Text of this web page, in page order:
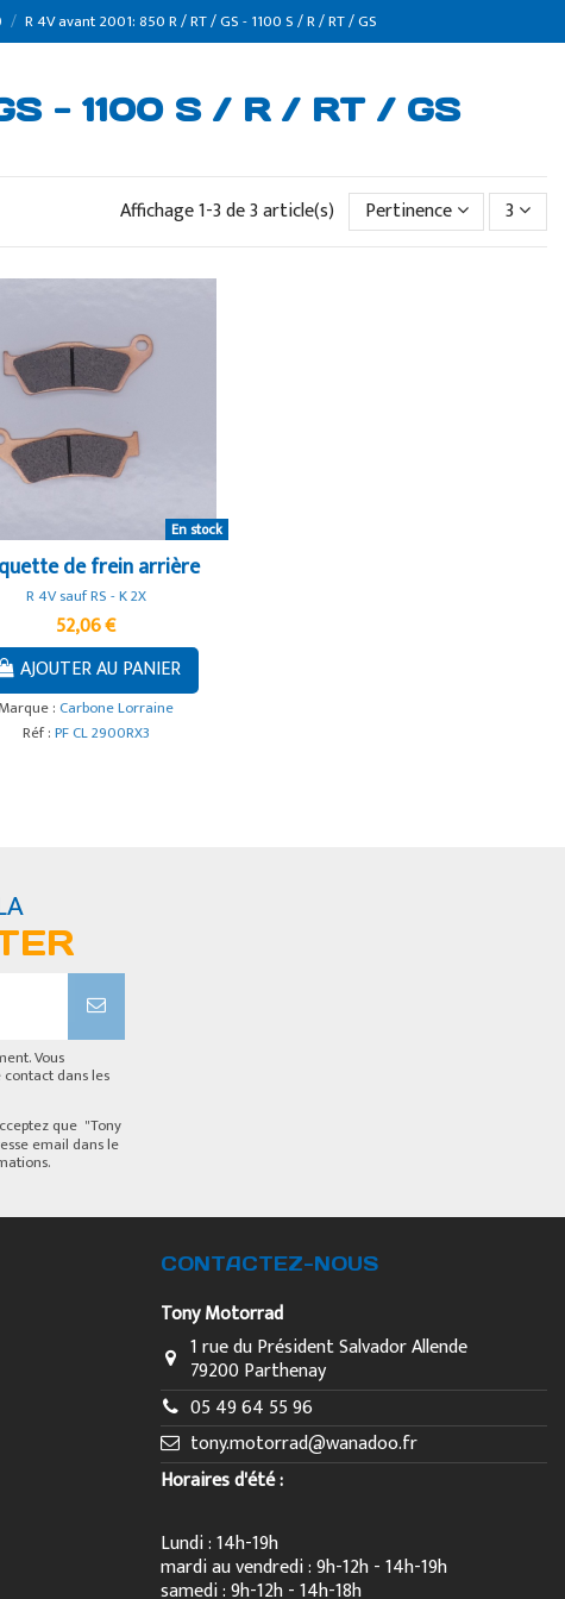
R 4V avant 2001: 850 R / RT / GS - 1100 S / R / RT / GS
- 1100 S / R / RT / GS
Affichage 1-3 de 3 article(s) Pertinence 3
En stock
de frein arrière
R 4V sauf RS - K 2X
52,06 €
AJOUTER AU PANIER
Marque :Carbone Lorraine
Réf :PF CL 2900RX3
Vous
dans les
que "Tony
email dans le
CONTACTEZ-NOUS
Tony Motorrad
1 rue du Président Salvador Allende
79200 Parthenay
05 49 64 55 96
tony.motorrad@wanadoo.fr
Horaires d'été :
Lundi : 14h-19h
mardi au vendredi : 9h-12h - 14h-19h
samedi : 9h-12h - 14h-18h